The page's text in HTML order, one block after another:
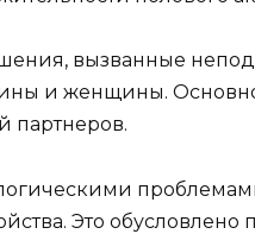
вызванные
и женщины.
партнеров.
Это